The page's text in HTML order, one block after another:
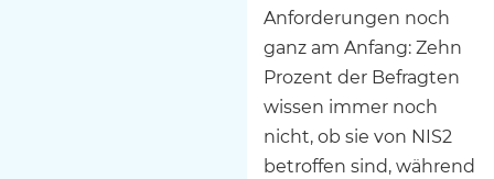
Anforderungen noch
ganz am Anfang: Zehn
Prozent der Befragten
wissen immer noch
nicht, ob sie von NIS2
betroffen sind, während